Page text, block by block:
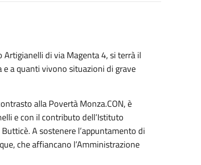
di via Magenta 4, si terrà il
a quanti vivono situazioni di grave
alla Povertà Monza.CON, è
e con il contributo dell’Istituto
A sostenere l’appuntamento di
che affiancano l’Amministrazione